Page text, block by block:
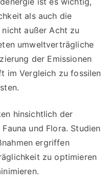
als auch die
außer Acht zu
umweltverträgliche
der Emissionen
im Vergleich zu fossilen
hinsichtlich der
und Flora. Studien
ergriffen
zu optimieren